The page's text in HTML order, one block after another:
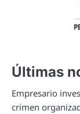
Últimas
Empresario
crimen